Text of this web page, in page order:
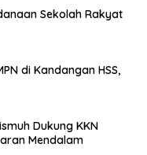
Sekolah Rakyat
di Kandangan HSS,
Dukung KKN
Mendalam